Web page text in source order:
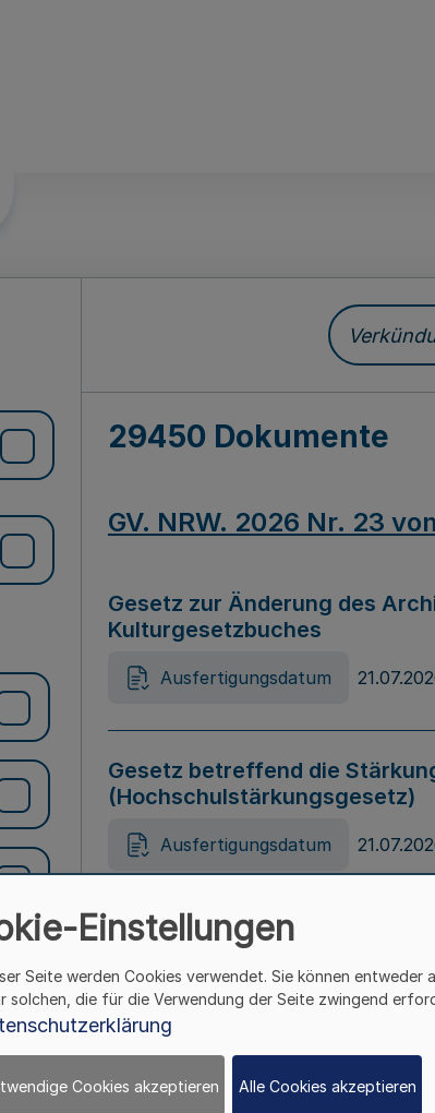
29450 Dokumente
GV. NRW. 2026 Nr. 23
Gesetz zur Änderung des
Kulturgesetzbuches
Ausfertigungsdatum
Gesetz betreffend die
(Hochschulstärkungsgesetz)
Ausfertigungsdatum
Gesetz zur Vermeidung von
Ausfertigungsdatum
Gesetz zur Änderung des
Einstellungen
Seite werden Cookies verwendet. Sie können entweder
solchen, die für die Verwendung der Seite zwingend
Cookies akzeptieren Alle Cookies akzeptieren